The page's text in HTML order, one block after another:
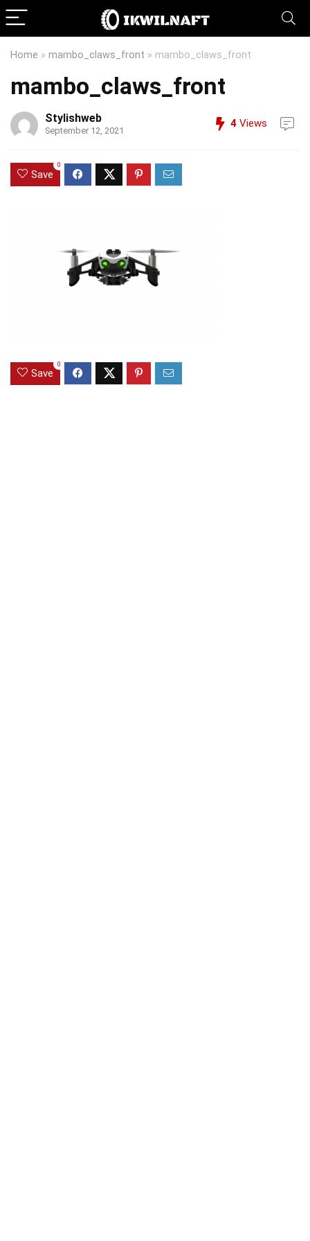
Home » mambo_claws_front » mambo_claws_front
mambo_claws_front
Stylishweb
September 12, 2021
4 Views
Save
0
Save
0